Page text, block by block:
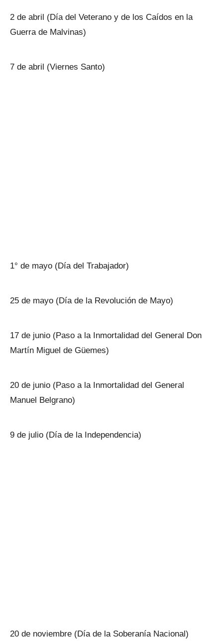
2 de abril (Día del Veterano y de los Caídos en la
Guerra de Malvinas)
7 de abril (Viernes Santo)
1° de mayo (Día del Trabajador)
25 de mayo (Día de la Revolución de Mayo)
17 de junio (Paso a la Inmortalidad del General Don
Martín Miguel de Güemes)
20 de junio (Paso a la Inmortalidad del General
Manuel Belgrano)
9 de julio (Día de la Independencia)
20 de noviembre (Día de la Soberanía Nacional)